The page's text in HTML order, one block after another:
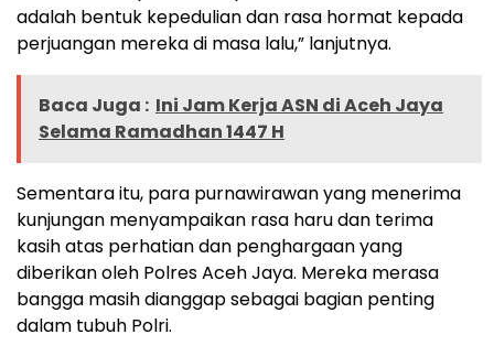
adalah bentuk kepedulian dan rasa hormat kepada
perjuangan mereka di masa lalu,” lanjutnya.
Baca Juga : Ini Jam Kerja ASN di Aceh Jaya
Selama Ramadhan 1447 H
Sementara itu, para purnawirawan yang menerima
kunjungan menyampaikan rasa haru dan terima
kasih atas perhatian dan penghargaan yang
diberikan oleh Polres Aceh Jaya. Mereka merasa
bangga masih dianggap sebagai bagian penting
dalam tubuh Polri.